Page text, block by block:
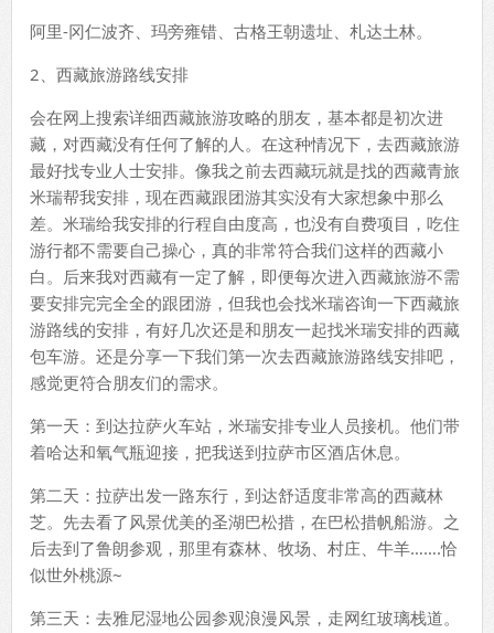
阿里-冈仁波齐、玛旁雍错、古格王朝遗址、札达土林。
2、西藏旅游路线安排
会在网上搜索详细西藏旅游攻略的朋友，基本都是初次进
藏，对西藏没有任何了解的人。在这种情况下，去西藏旅游
最好找专业人士安排。像我之前去西藏玩就是找的西藏青旅
米瑞帮我安排，现在西藏跟团游其实没有大家想象中那么
差。米瑞给我安排的行程自由度高，也没有自费项目，吃住
游行都不需要自己操心，真的非常符合我们这样的西藏小
白。后来我对西藏有一定了解，即便每次进入西藏旅游不需
要安排完完全全的跟团游，但我也会找米瑞咨询一下西藏旅
游路线的安排，有好几次还是和朋友一起找米瑞安排的西藏
包车游。还是分享一下我们第一次去西藏旅游路线安排吧，
感觉更符合朋友们的需求。
第一天：到达拉萨火车站，米瑞安排专业人员接机。他们带
着哈达和氧气瓶迎接，把我送到拉萨市区酒店休息。
第二天：拉萨出发一路东行，到达舒适度非常高的西藏林
芝。先去看了风景优美的圣湖巴松措，在巴松措帆船游。之
后去到了鲁朗参观，那里有森林、牧场、村庄、牛羊…….恰
似世外桃源~
第三天：去雅尼湿地公园参观浪漫风景，走网红玻璃栈道。